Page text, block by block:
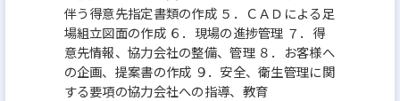
伴う得意先指定書類の作成 ５．ＣＡＤによる足
場組立図面の作成 ６．現場の進捗管理 ７．得
意先情報、協力会社の整備、管理 ８．お客様へ
の企画、提案書の作成 ９．安全、衛生管理に関
する要項の協力会社への指導、教育